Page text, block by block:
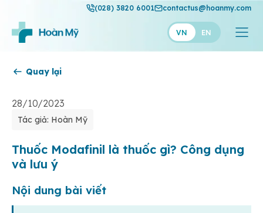
(028) 3820 6001 contactus@hoanmy.com
VN EN
Thuận Mỹ
Quay lại
28/10/2023
Tác giả: Hoàn Mỹ
Thuốc Modafinil là thuốc gì? Công dụng
và lưu ý
Nội dung bài viết